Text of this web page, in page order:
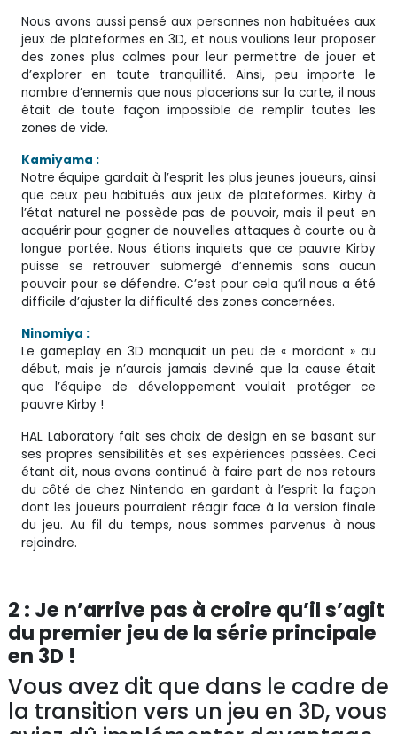
Nous avons aussi pensé aux personnes non habituées aux
jeux de plateformes en 3D, et nous voulions leur proposer
des zones plus calmes pour leur permettre de jouer et
d’explorer en toute tranquillité. Ainsi, peu importe le
nombre d’ennemis que nous placerions sur la carte, il nous
était de toute façon impossible de remplir toutes les
zones de vide.
Kamiyama :
Notre équipe gardait à l’esprit les plus jeunes joueurs, ainsi
que ceux peu habitués aux jeux de plateformes. Kirby à
l’état naturel ne possède pas de pouvoir, mais il peut en
acquérir pour gagner de nouvelles attaques à courte ou à
longue portée. Nous étions inquiets que ce pauvre Kirby
puisse se retrouver submergé d’ennemis sans aucun
pouvoir pour se défendre. C’est pour cela qu’il nous a été
difficile d’ajuster la difficulté des zones concernées.
Ninomiya :
Le gameplay en 3D manquait un peu de « mordant » au
début, mais je n’aurais jamais deviné que la cause était
que l’équipe de développement voulait protéger ce
pauvre Kirby !
HAL Laboratory fait ses choix de design en se basant sur
ses propres sensibilités et ses expériences passées. Ceci
étant dit, nous avons continué à faire part de nos retours
du côté de chez Nintendo en gardant à l’esprit la façon
dont les joueurs pourraient réagir face à la version finale
du jeu. Au fil du temps, nous sommes parvenus à nous
rejoindre.
2 : Je n’arrive pas à croire qu’il s’agit
du premier jeu de la série principale
en 3D !
Vous avez dit que dans le cadre de
la transition vers un jeu en 3D, vous